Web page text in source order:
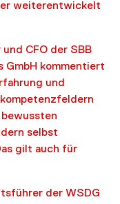
weiterentwickelt
CFO der SBB
GmbH kommentiert
und
selbst
gilt auch für
der WSDG